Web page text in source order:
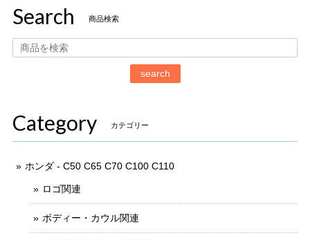
Search 商品検索
search
Category カテゴリー
ホンダ - C50 C65 C70 C100 C110
ロゴ関連
ボディー・カウル関連